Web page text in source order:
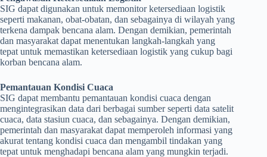
SIG dapat digunakan untuk memonitor ketersediaan logistik
seperti makanan, obat-obatan, dan sebagainya di wilayah yang
terkena dampak bencana alam. Dengan demikian, pemerintah
dan masyarakat dapat menentukan langkah-langkah yang
tepat untuk memastikan ketersediaan logistik yang cukup bagi
korban bencana alam.
Pemantauan Kondisi Cuaca
SIG dapat membantu pemantauan kondisi cuaca dengan
mengintegrasikan data dari berbagai sumber seperti data satelit
cuaca, data stasiun cuaca, dan sebagainya. Dengan demikian,
pemerintah dan masyarakat dapat memperoleh informasi yang
akurat tentang kondisi cuaca dan mengambil tindakan yang
tepat untuk menghadapi bencana alam yang mungkin terjadi.